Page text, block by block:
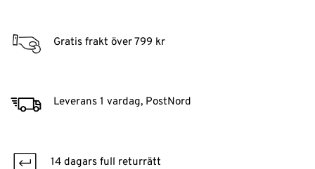
Gratis frakt över 799 kr
Leverans 1 vardag, PostNord
14 dagars full returrätt